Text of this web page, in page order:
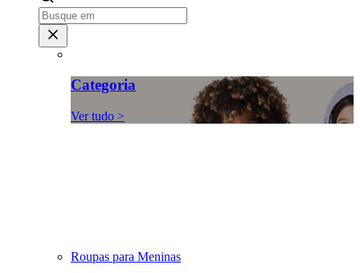
Categoria
Ver tudo >
Roupas para Meninas